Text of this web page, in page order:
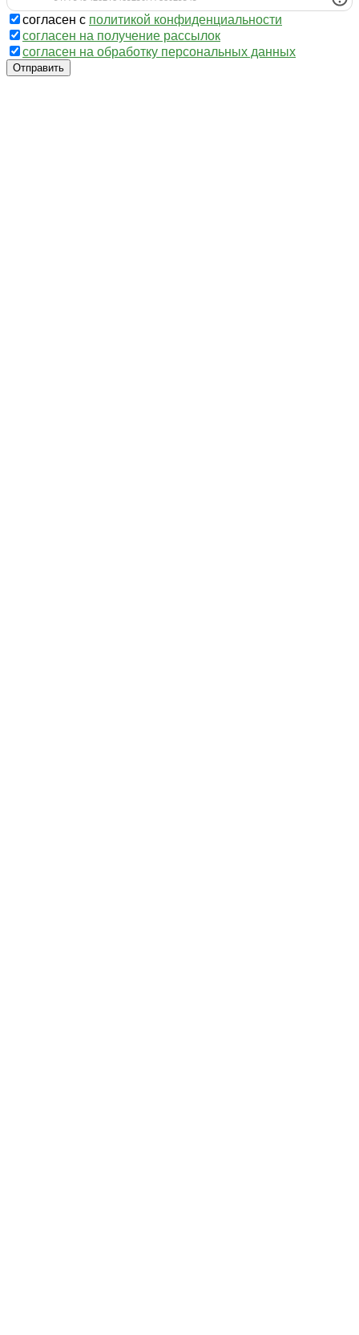
согласен с политикой конфиденциальности
согласен на получение рассылок
согласен на обработку персональных данных
Отправить